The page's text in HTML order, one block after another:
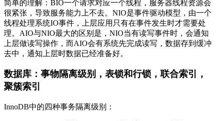
简单的理解：BIO一个请求对应一个线程，服务器线程资源会
很紧张，导致服务能力上不去。NIO是事件驱动模型，由一个
线程处理系统IO事件，上层应用只有在事件发生时才需要处
理。AIO与NIO最大的区别是，NIO当有读写事件时，会通知
上层做读写操作，而AIO会有系统先完成读写，数据存到缓冲
去中，通知上层时数据已经准备好。
数据库：事物隔离级别，表锁和行锁，联合索引，
聚簇索引
InnoDB中的四种事务隔离级别：